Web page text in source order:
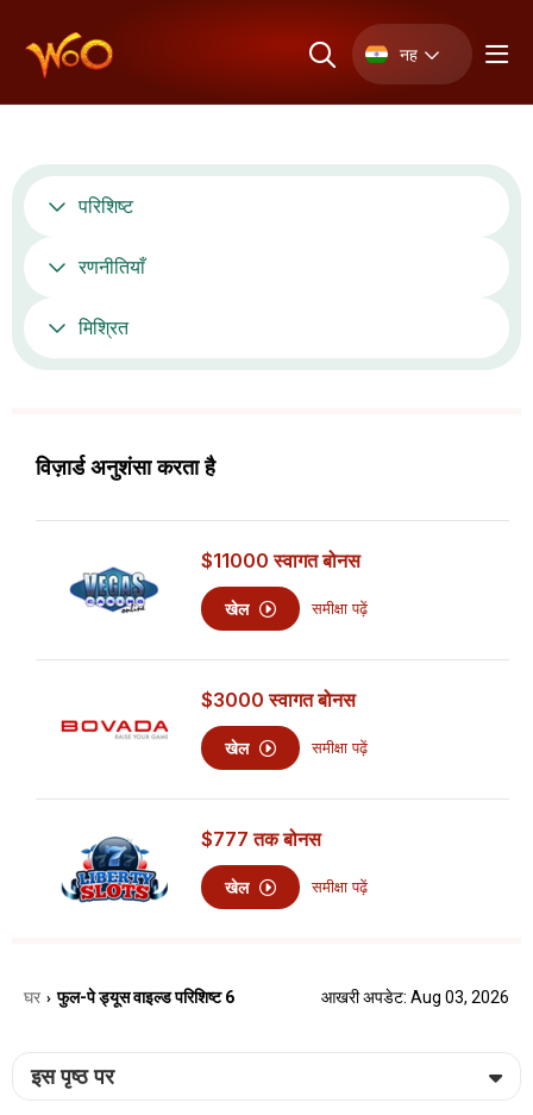
नह
परिशिष्ट
रणनीतियाँ
मिश्रित
विज़ार्ड अनुशंसा करता है
$11000 स्वागत बोनस
खेल समीक्षा पढ़ें
$3000 स्वागत बोनस
खेल समीक्षा पढ़ें
$777 तक बोनस
खेल समीक्षा पढ़ें
घर › फुल-पे ड्यूस वाइल्ड परिशिष्ट 6 आखरी अपडेट: Aug 03, 2026
इस पृष्ठ पर